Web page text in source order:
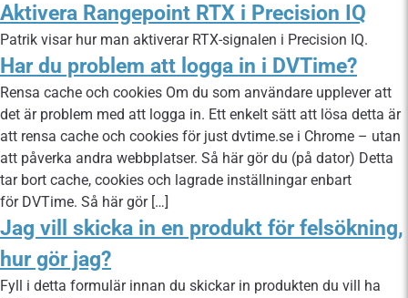
Aktivera Rangepoint RTX i Precision IQ
Patrik visar hur man aktiverar RTX-signalen i Precision IQ.
Har du problem att logga in i DVTime?
Rensa cache och cookies Om du som användare upplever att
det är problem med att logga in. Ett enkelt sätt att lösa detta är
att rensa cache och cookies för just dvtime.se i Chrome – utan
att påverka andra webbplatser. Så här gör du (på dator) Detta
tar bort cache, cookies och lagrade inställningar enbart
för DVTime. Så här gör […]
Jag vill skicka in en produkt för felsökning,
hur gör jag?
Fyll i detta formulär innan du skickar in produkten du vill ha